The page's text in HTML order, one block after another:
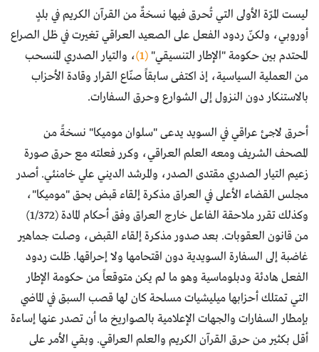
ليست المرّة الأولى التي تُحرق فيها نسخةٌ من القرآن الكريم في بلدٍ
أوروبي، ولكنّ ردود الفعل على الصعيد العراقي تغيرت في ظل الصراع
المحتدم بين حكومة "الإطار التنسيقي" (1)
، والتيار الصدري المنسحب
من العملية السياسية، إذ اكتفى سابقاً صنّاع القرار وقادة الأحزاب
بالاستنكار دون النزول إلى الشوارع وحرق السفارات.
أحرق لاجئ عراقي في السويد يدعى "سلوان موميكا" نسخةً من
المصحف الشريف ومعه العلم العراقي، وكرر فعلته مع حرق صورة
زعيم التيار الصدري مقتدى الصدر، والمرشد الديني علي خامنئي. أصدر
مجلس القضاء الأعلى في العراق مذكرة إلقاء قبض بحق "موميكا"،
وكذلك تقرر ملاحقة الفاعل خارج العراق وفق أحكام المادة (1/372)
من قانون العقوبات. بعد صدور مذكرة إلقاء القبض، وصلت جماهير
غاضبة إلى السفارة السويدية دون اقتحامها ولا إحراقها. ظلت ردود
الفعل هادئة ودبلوماسية وهو ما لم يكن متوقعاً من حكومة الإطار
التي تمتلك أحزابها ميليشيات مسلحة كان لها قصب السبق في الماضي
بإمطار السفارات والجهات الإعلامية بالصواريخ ما أن تصدر عنها إساءة
أقل بكثير من حرق القرآن الكريم والعلم العراقي. وبقي الأمر على